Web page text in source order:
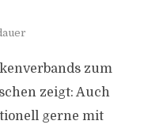
zum
zeigt: Auch
gerne mit